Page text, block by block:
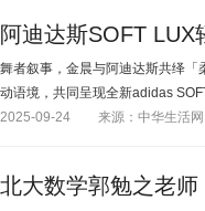
阿迪达斯SOFT
舞者叙事，金晨与阿迪达斯共绎
动语境，共同呈现全新adidas
2025-09-24
来源：中华生活网
北大数学郭勉之老师